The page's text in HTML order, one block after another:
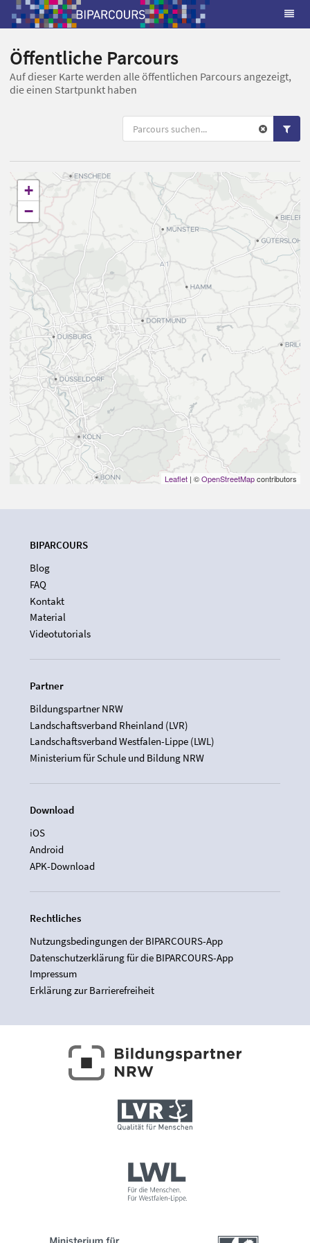
Öffentliche Parcours
Auf dieser Karte werden alle öffentlichen Parcours angezeigt,
die einen Startpunkt haben
+
−
Leaflet | ©OpenStreetMapcontributors
BIPARCOURS
Blog
FAQ
Kontakt
Material
Videotutorials
Partner
Bildungspartner NRW
Landschaftsverband Rheinland (LVR)
Landschaftsverband Westfalen-Lippe (LWL)
Ministerium für Schule und Bildung NRW
Download
iOS
Android
APK-Download
Rechtliches
Nutzungsbedingungen der BIPARCOURS-App
Datenschutzerklärung für die BIPARCOURS-App
Impressum
Erklärung zur Barrierefreiheit